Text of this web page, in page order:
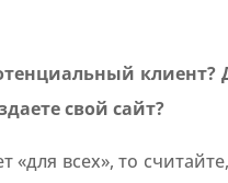
клиент?
свой сайт?
«для всех», то